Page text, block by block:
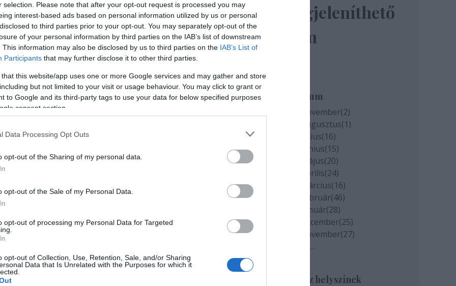
selection. Please note that after your opt-out request is processed you may
interest-based ads based on personal information utilized by us or personal
to third parties prior to your opt-out. You may separately opt-out of the
of your personal information by third parties on the IAB’s list of downstream
This information may also be disclosed by us to third parties on the IAB’s List of
Participants that may further disclose it to other third parties.
that this website/app uses one or more Google services and may gather and store
but not limited to your visit or usage behaviour. You may click to grant or
to Google and its third-party tags to use your data for below specified purposes
consent section.
Data Processing Opt Outs
opt-out of the Sharing of my personal data.
opt-out of the Sale of my Personal Data.
opt-out of processing my Personal Data for Targeted
opt-out of Collection, Use, Retention, Sale, and/or Sharing
Data that Is Unrelated with the Purposes for which it
(forrás: opera-lausanne.ch
köztük két ősbemutatóval várta
A Zeneakadémia Solti-terme adott helyszínt a két
égnek és Christian Henking
Színház produkciójaként a magyar színeket
a plzeni J. K. Tyl Színház, a bécsi Neue Oper és a
színpadra, köztük Kerek Gábor
című
az Armel első zeneszerzői pályázatát. Az
énekes, Altorjay Tamás basszus és Richard
megjeleníthető
elem
Archívum
2020 november(2)
2020 augusztus(1)
2020 július(16)
2020 június(15)
2020 május(20)
2020 április(24)
2020 március(16)
2020 február(46)
2020 január(28)
2019 december(25)
2019 november(27)
...
Szinház helyszínek